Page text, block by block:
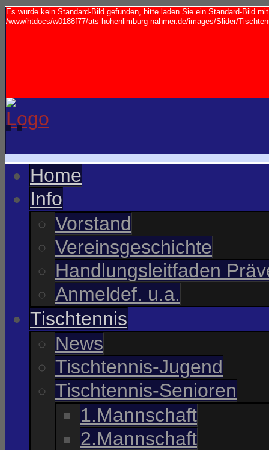
Es wurde kein Standard-Bild gefunden, bitte laden Sie ein Standard-Bild
/www/htdocs/w0188f77/ats-hohenlimburg-nahmer.de/images/Slider/
Home
Info
Vorstand
Vereinsgeschichte
Handlungsleitfaden
Anmeldef. u.a.
Tischtennis
News
Tischtennis-Jugend
Tischtennis-Senioren
1.Mannschaft
2.Mannschaft